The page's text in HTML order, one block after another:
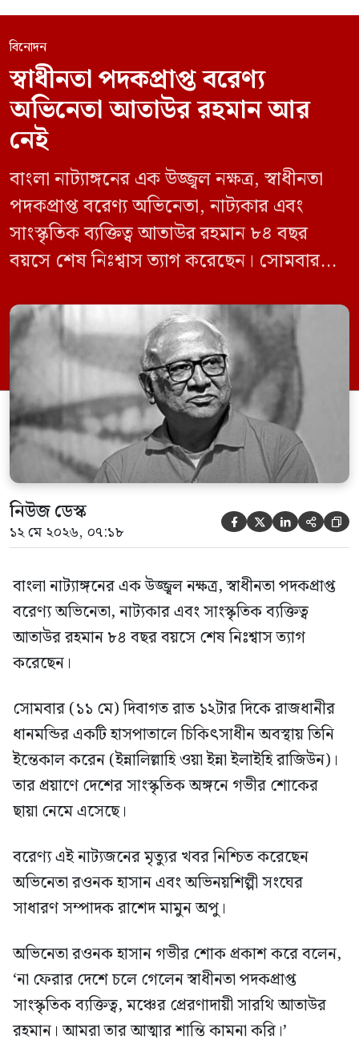
বিনোদন
স্বাধীনতা পদকপ্রাপ্ত বরেণ্য
অভিনেতা আতাউর রহমান আর
নেই
বাংলা নাট্যাঙ্গনের এক উজ্জ্বল নক্ষত্র, স্বাধীনতা
পদকপ্রাপ্ত বরেণ্য অভিনেতা, নাট্যকার এবং
সাংস্কৃতিক ব্যক্তিত্ব আতাউর রহমান ৮৪ বছর
বয়সে শেষ নিঃশ্বাস ত্যাগ করেছেন। সোমবার
ধানমন্ডির একটি হাসপাতালে চিকিৎসাধীন
অবস্থায় তিনি ইন্তেকাল করেন (ইন্নালিল্লাহি ওয়া
ইন্না ইলাইহি রাজিউন)। তার প্রয়াণে দেশের
সাংস্কৃতিক অঙ্গনে গভীর শোকের ছায়া নেমে
এসেছে। বরেণ্য এই […]
নিউজ ডেস্ক
১২ মে ২০২৬, ০৭:১৮     
বাংলা নাট্যাঙ্গনের এক উজ্জ্বল নক্ষত্র, স্বাধীনতা পদকপ্রাপ্ত
বরেণ্য অভিনেতা, নাট্যকার এবং সাংস্কৃতিক ব্যক্তিত্ব
আতাউর রহমান ৮৪ বছর বয়সে শেষ নিঃশ্বাস ত্যাগ
করেছেন।
সোমবার (১১ মে) দিবাগত রাত ১২টার দিকে রাজধানীর
ধানমন্ডির একটি হাসপাতালে চিকিৎসাধীন অবস্থায় তিনি
ইন্তেকাল করেন (ইন্নালিল্লাহি ওয়া ইন্না ইলাইহি রাজিউন)।
তার প্রয়াণে দেশের সাংস্কৃতিক অঙ্গনে গভীর শোকের
ছায়া নেমে এসেছে।
বরেণ্য এই নাট্যজনের মৃত্যুর খবর নিশ্চিত করেছেন
অভিনেতা রওনক হাসান এবং অভিনয়শিল্পী সংঘের
সাধারণ সম্পাদক রাশেদ মামুন অপু।
অভিনেতা রওনক হাসান গভীর শোক প্রকাশ করে বলেন,
‘না ফেরার দেশে চলে গেলেন স্বাধীনতা পদকপ্রাপ্ত
সাংস্কৃতিক ব্যক্তিত্ব, মঞ্চের প্রেরণাদায়ী সারথি আতাউর
রহমান। আমরা তার আত্মার শান্তি কামনা করি।’